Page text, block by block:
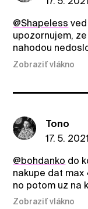
@ShapeIess
upozornujem,
nahodou
Zobraziť vlákno
Tono
17. 5.
@bohdanko do
nakupe dat max
no potom uz na
Zobraziť vlákno